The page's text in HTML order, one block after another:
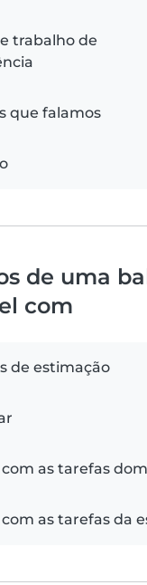
trabalho de
que falamos
de uma
com
de estimação
as tarefas
as tarefas da